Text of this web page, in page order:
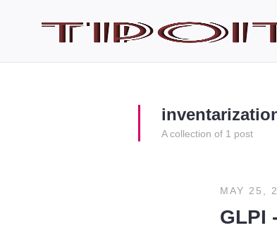
A collection of 1 post
MAY 25,
GLPI